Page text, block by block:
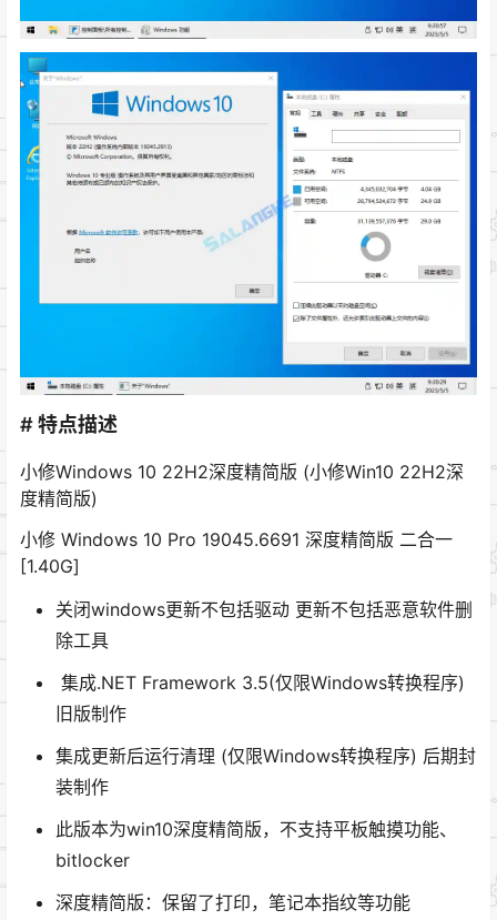
# 特点描述
小修Windows 10 22H2深度精简版 (小修Win10 22H2深
度精简版)
小修 Windows 10 Pro 19045.6691 深度精简版 二合一
[1.40G]
关闭windows更新不包括驱动 更新不包括恶意软件删
除工具
集成.NET Framework 3.5(仅限Windows转换程序)
旧版制作
集成更新后运行清理 (仅限Windows转换程序) 后期封
装制作
此版本为win10深度精简版，不支持平板触摸功能、
bitlocker
深度精简版：保留了打印，笔记本指纹等功能